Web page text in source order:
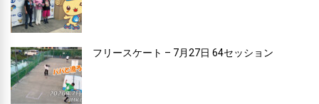
フリースケート – 7月27日 64セッション